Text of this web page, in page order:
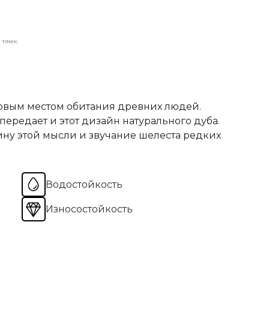
местом обитания древних людей.
и этот дизайн натурального дуба.
этой мысли и звучание шелеста редких
Водостойкость
Износостойкость